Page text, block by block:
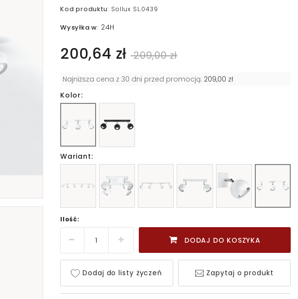
Kod produktu: Sollux SL.0439
Wysyłka w: 24H
200,64 zł 209,00 zł
Najniższa cena z 30 dni przed promocją: 209,00 zł
Kolor:
Wariant:
Ilość:
DODAJ DO KOSZYKA
Dodaj do listy życzeń Zapytaj o produkt